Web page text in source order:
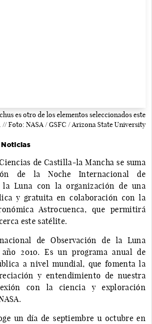
es otro de los elementos seleccionados este
// Foto: NASA / GSFC / Arizona State University
Noticias
de Castilla-la Mancha se suma
de la Noche Internacional de
la Luna con la organización de una
y gratuita en colaboración con la
Astrocuenca, que permitirá
este satélite.
de Observación de la Luna
2010. Es un programa anual de
a nivel mundial, que fomenta la
y entendimiento de nuestra
con la ciencia y exploración
un día de septiembre u octubre en